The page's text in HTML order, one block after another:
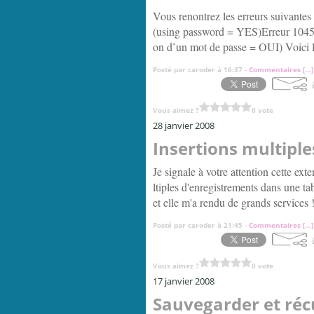
Vous renontrez les erreurs
(using password = YES)Erreur
on d’un mot de passe = OUI) Voici
Posté par caroder à 16:37 - Commentaires […]
Vous aimez ? 0 vote
28 janvier 2008
Insertions
Je signale à votre attention cette
ltiples d'enregistrements dans une
et elle m'a rendu de grands
Posté par caroder à 21:45 - Commentaires […]
Vous aimez ? 0 vote
17 janvier 2008
Sauvegarder et